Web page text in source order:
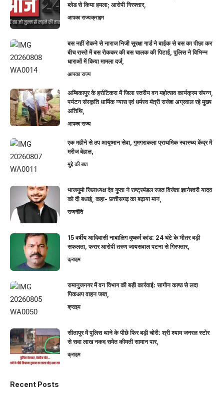
ब्लेड से किया हमला; आरोपी गिरफ्तार,
आपका राज्यक्राइम
बस नहीं रोकने से नाराज निजी सुरक्षा गार्ड ने बाईक से बस का पीछा कर
बीच रास्ते में बस रोककर की बस चालक की पिटाई, पुलिस ने विभिन्न
धाराओं में किया मामला दर्ज,
आपका राज्य
अम्बिकापुर के हर्राटिकरा में जिला स्तरीय वन महोत्सव कार्यक्रम संपन्न,
पर्यटन संस्कृति धार्मिक न्यास एवं धर्मस्व मंत्री राजेश अग्रवाल रहे मुख्य
अतिथि,
आपका राज्य
एक महीने से ठप आयुष्मान सेवा, गुमगराकला प्राथमिक स्वास्थ्य केंद्र में
मरीज बेहाल,
मुद्दे की बात
भाजयुमो जिलाध्यक्ष देव गुप्ता ने राष्ट्रमंडल रजत विजेता ज्ञानेश्वरी यादव
को दी बधाई, कहा- छत्तीसगढ़ का बढ़ाया मान,
राजनीति
15 वर्षीय आदिवासी नाबालिग दुष्कर्म कांड: 24 घंटे के भीतर बड़ी
सफलता, फरार आरोपी तरुण जायसवाल पटना से गिरफ्तार,
क्राइम
रामानुजनगर में वन विभाग की बड़ी कार्रवाई: सागौन काष्ठ से लदा
पिकअप वाहन जब्त,
क्राइम
सीतापुर में पुलिस थाने के पीछे फिर बड़ी चोरी: श्री श्याम जनरल स्टोर
से सवा लाख नकद समेत कीमती सामान पार,
क्राइम
Recent Posts